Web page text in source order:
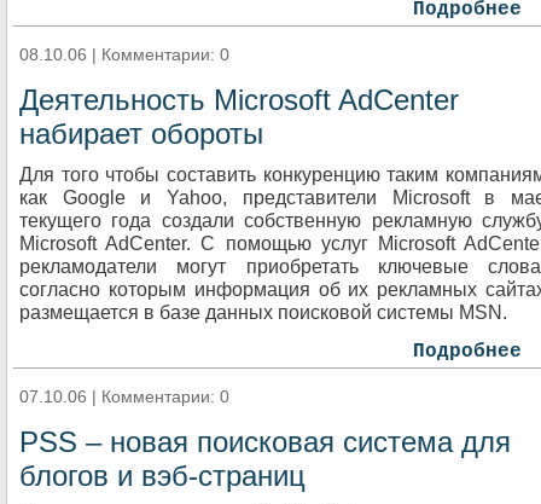
Подробнее
08.10.06 | Комментарии: 0
Деятельность Microsoft AdCenter
набирает обороты
Для того чтобы составить конкуренцию таким
как Google и Yahoo, представители Microsoft в
текущего года создали собственную рекламную
Microsoft AdCenter. С помощью услуг Microsoft
рекламодатели могут приобретать ключевые
согласно которым информация об их рекламных
размещается в базе данных поисковой системы MSN.
Подробнее
07.10.06 | Комментарии: 0
PSS – новая поисковая система для
блогов и вэб-страниц